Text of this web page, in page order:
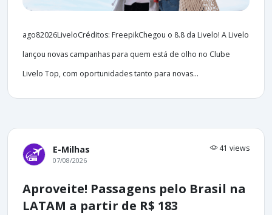
ago82026LiveloCréditos: FreepikChegou o 8.8 da Livelo! A Livelo
lançou novas campanhas para quem está de olho no Clube
Livelo Top, com oportunidades tanto para novas...
E-Milhas 41 views
07/08/2026
Aproveite! Passagens pelo Brasil na
LATAM a partir de R$ 183